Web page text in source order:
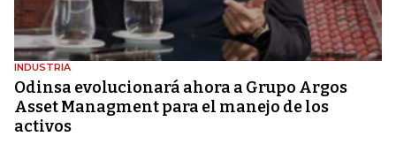
INDUSTRIA
Odinsa evolucionará ahora a Grupo Argos
Asset Managment para el manejo de los
activos